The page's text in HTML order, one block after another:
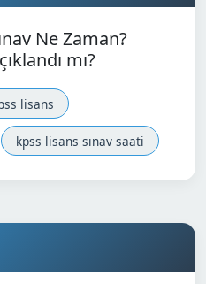
Ne Zaman?
mı?
lisans
kpss lisans sınav saati